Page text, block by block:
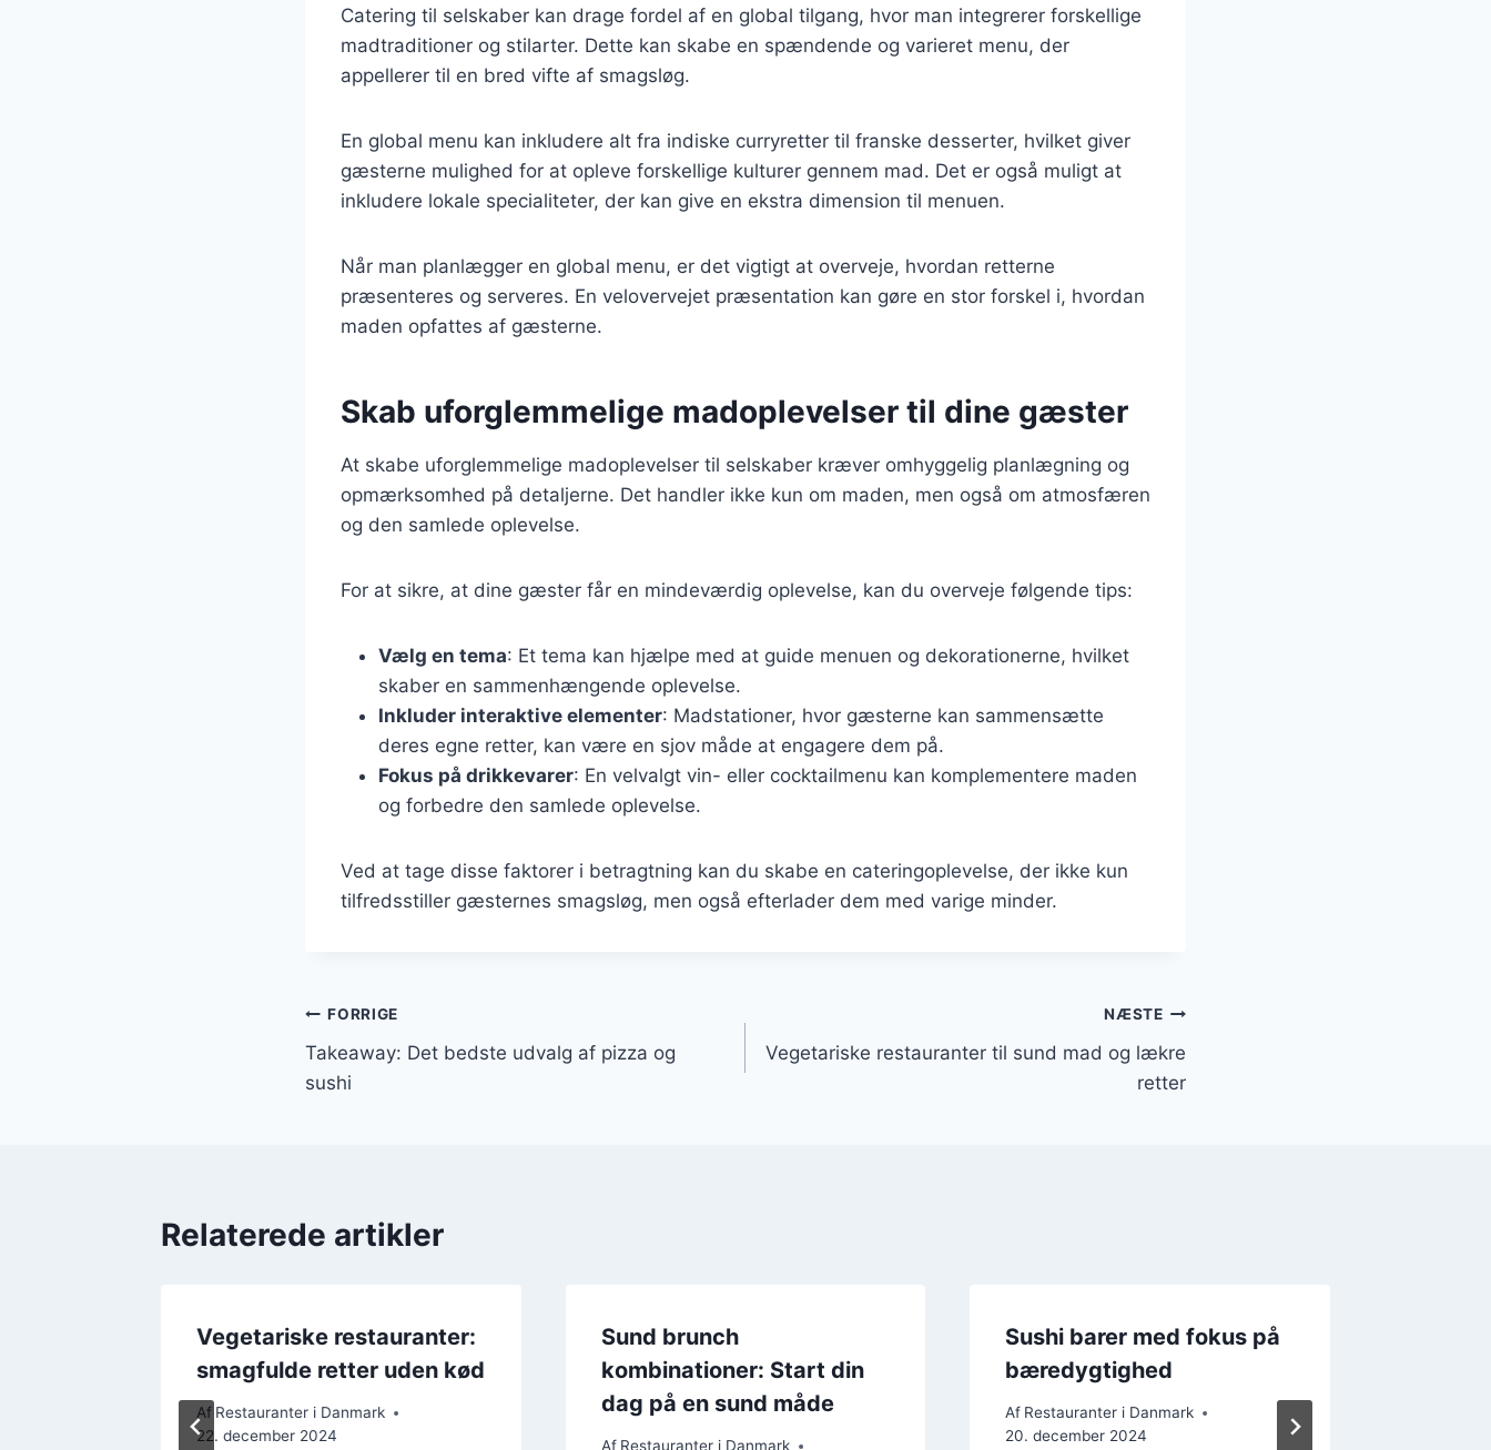
Catering til selskaber kan drage fordel af en global tilgang, hvor man integrerer forskellige
madtraditioner og stilarter. Dette kan skabe en spændende og varieret menu, der
appellerer til en bred vifte af smagsløg.
En global menu kan inkludere alt fra indiske curryretter til franske desserter, hvilket giver
gæsterne mulighed for at opleve forskellige kulturer gennem mad. Det er også muligt at
inkludere lokale specialiteter, der kan give en ekstra dimension til menuen.
Når man planlægger en global menu, er det vigtigt at overveje, hvordan retterne
præsenteres og serveres. En velovervejet præsentation kan gøre en stor forskel i, hvordan
maden opfattes af gæsterne.
Skab uforglemmelige madoplevelser til dine gæster
At skabe uforglemmelige madoplevelser til selskaber kræver omhyggelig planlægning og
opmærksomhed på detaljerne. Det handler ikke kun om maden, men også om atmosfæren
og den samlede oplevelse.
For at sikre, at dine gæster får en mindeværdig oplevelse, kan du overveje følgende tips:
Vælg en tema: Et tema kan hjælpe med at guide menuen og dekorationerne, hvilket
skaber en sammenhængende oplevelse.
Inkluder interaktive elementer: Madstationer, hvor gæsterne kan sammensætte
deres egne retter, kan være en sjov måde at engagere dem på.
Fokus på drikkevarer: En velvalgt vin- eller cocktailmenu kan komplementere maden
og forbedre den samlede oplevelse.
Ved at tage disse faktorer i betragtning kan du skabe en cateringoplevelse, der ikke kun
tilfredsstiller gæsternes smagsløg, men også efterlader dem med varige minder.
Indlægsnavigation
FORRIGE
Takeaway: Det bedste udvalg af pizza og
sushi
NÆSTE
Vegetariske restauranter til sund mad og lækre
retter
Relaterede artikler
Vegetariske restauranter:
smagfulde retter uden kød
Af Restauranter i Danmark
22. december 2024
Sund brunch
kombinationer: Start din
dag på en sund måde
Af Restauranter i Danmark
Sushi barer med fokus på
bæredygtighed
Af Restauranter i Danmark
20. december 2024